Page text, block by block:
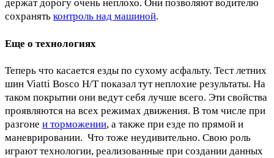
держат дорогу очень неплохо. Они позволяют водителю
сохранять контроль над машиной.
Еще о технологиях
Теперь что касается езды по сухому асфальту. Тест летних
шин Viatti Bosco H/T показал тут неплохие результаты. На
таком покрытии они ведут себя лучше всего. Эти свойства
проявляются на всех режимах движения. В том числе при
разгоне и торможении, а также при езде по прямой и
маневрировании. Что тоже неудивительно. Свою роль
играют технологии, реализованные при создании данных